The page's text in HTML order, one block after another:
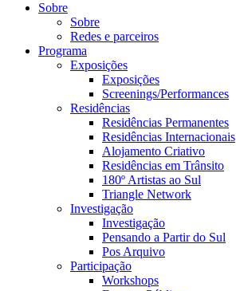
Sobre
Sobre
Redes e parceiros
Programa
Exposições
Exposições
Screenings/Performances
Residências
Residências Permanentes
Residências Internacionais
Alojamento Criativo
Residências em Trânsito
180º Artistas ao Sul
Triangle Network
Investigação
Investigação
Pensando a Partir do Sul
Pos Arquivo
Participação
Workshops